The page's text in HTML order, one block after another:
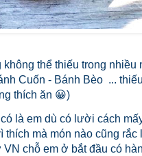
thể thiếu trong nhiều
Cuốn - Bánh Bèo ...
thích ăn 😀)
là em dù có lười cách
mà món nào cũng
chỗ em ở bắt đầu có